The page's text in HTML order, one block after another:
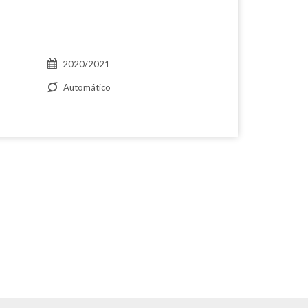
2020/2021
Automático